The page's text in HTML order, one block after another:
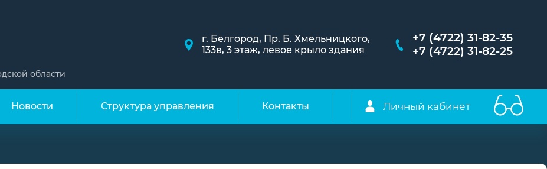
области
г. Белгород, Пр. Б. Хмельницкого,
133в, 3 этаж, левое крыло здания
+7 (4722) 31-82-35
+7 (4722) 31-82-25
Новости Структура управления Контакты Личный кабинет